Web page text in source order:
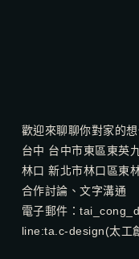
歡迎來聊聊你對家的
台中 台中市東區東英
林口 新北市林口區東
合作討論、文字溝通
電子郵件：
line:ta.c-design(太工